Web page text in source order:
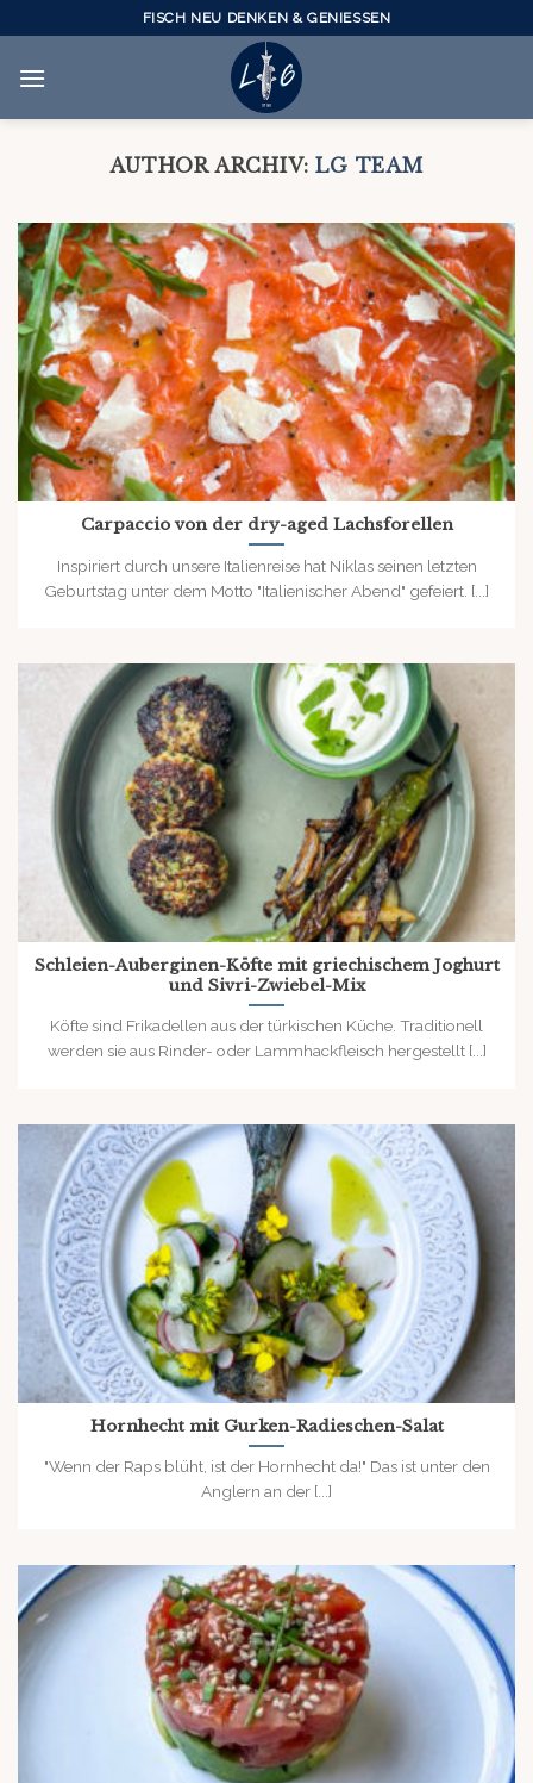
to
content
FISCH NEU DENKEN & GENIESSEN
AUTHOR ARCHIV:LG TEAM
Carpaccio von der dry-aged Lachsforellen
Inspiriert durch unsere Italienreise hat Niklas seinen letzten
Geburtstag unter dem Motto "Italienischer Abend" gefeiert. [...]
Schleien-Auberginen-Köfte mit griechischem Joghurt
und Sivri-Zwiebel-Mix
Köfte sind Frikadellen aus der türkischen Küche. Traditionell
werden sie aus Rinder- oder Lammhackfleisch hergestellt [...]
Hornhecht mit Gurken-Radieschen-Salat
"Wenn der Raps blüht, ist der Hornhecht da!" Das ist unter den
Anglern an der [...]